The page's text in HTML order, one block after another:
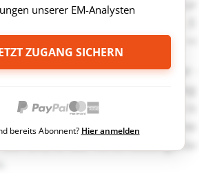
unserer EM-Analysten
ZUGANG SICHERN
bereits Abonnent? Hier anmelden